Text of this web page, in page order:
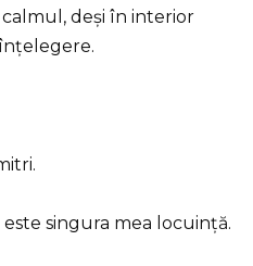
deși în interior
singura mea locuință.